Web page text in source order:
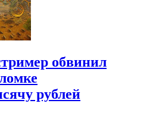
обвинил
рублей